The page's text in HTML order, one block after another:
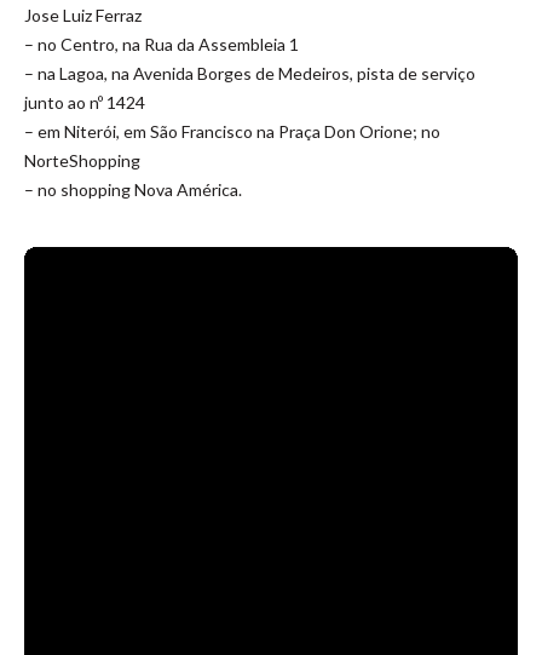
Jose Luiz Ferraz
– no Centro, na Rua da Assembleia 1
– na Lagoa, na Avenida Borges de Medeiros, pista de serviço
junto ao nº 1424
– em Niterói, em São Francisco na Praça Don Orione; no
NorteShopping
– no shopping Nova América.